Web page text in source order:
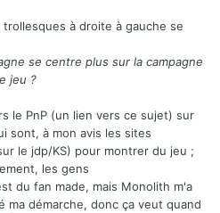
à droite à gauche se
se centre plus sur la campagne
jeu ?
le PnP (un lien vers ce sujet) sur
sont, à mon avis les sites
le jdp/KS) pour montrer du jeu ;
les gens
du fan made, mais Monolith m'a
ma démarche, donc ça veut quand